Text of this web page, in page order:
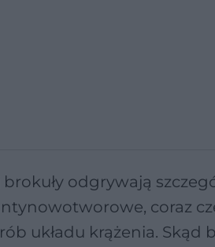
odgrywają
coraz
układu krążenia. Skąd